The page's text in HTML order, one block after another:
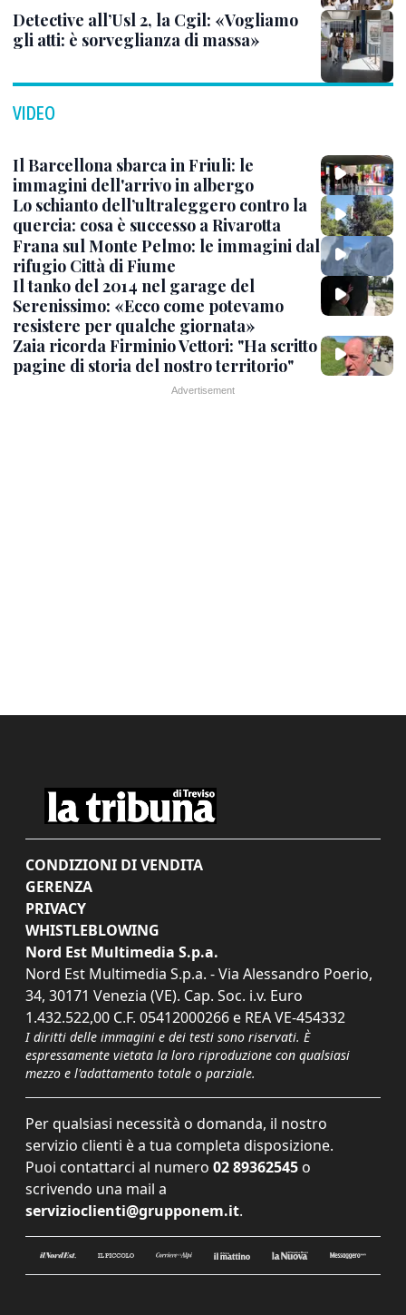
Detective all’Usl 2, la Cgil: «Vogliamo
gli atti: è sorveglianza di massa»
VIDEO
Il Barcellona sbarca in Friuli: le
immagini dell'arrivo in albergo
Lo schianto dell’ultraleggero contro la
quercia: cosa è successo a Rivarotta
Frana sul Monte Pelmo: le immagini dal
rifugio Città di Fiume
Il tanko del 2014 nel garage del
Serenissimo: «Ecco come potevamo
resistere per qualche giornata»
Zaia ricorda Firminio Vettori: "Ha scritto
pagine di storia del nostro territorio"
CONDIZIONI DI VENDITA
GERENZA
PRIVACY
WHISTLEBLOWING
Nord Est Multimedia S.p.a.
Nord Est Multimedia S.p.a. - Via Alessandro Poerio,
34, 30171 Venezia (VE). Cap. Soc. i.v. Euro
1.432.522,00 C.F. 05412000266 e REA VE-454332
I diritti delle immagini e dei testi sono riservati. È
espressamente vietata la loro riproduzione con qualsiasi
mezzo e l'adattamento totale o parziale.
Per qualsiasi necessità o domanda, il nostro
servizio clienti è a tua completa disposizione.
Puoi contattarci al numero 02 89362545 o
scrivendo una mail a
servizioclienti@grupponem.it.